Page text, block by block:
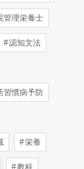
管理栄養士
認知文法
習慣病予防
栄養
教科